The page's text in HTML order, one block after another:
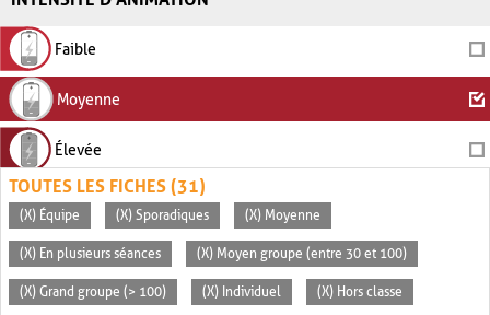
Faible
Moyenne
Élevée
TOUTES LES FICHES (31)
(X) Équipe (X) Sporadiques (X) Moyenne
(X) En plusieurs séances (X) Moyen groupe (entre 30 et 100)
(X) Grand groupe (> 100) (X) Individuel (X) Hors classe